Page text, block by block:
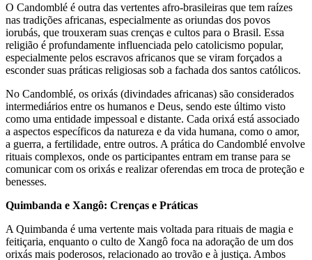
O Candomblé é outra das vertentes afro-brasileiras que tem raízes
nas tradições africanas, especialmente as oriundas dos povos
iorubás, que trouxeram suas crenças e cultos para o Brasil. Essa
religião é profundamente influenciada pelo catolicismo popular,
especialmente pelos escravos africanos que se viram forçados a
esconder suas práticas religiosas sob a fachada dos santos católicos.
No Candomblé, os orixás (divindades africanas) são considerados
intermediários entre os humanos e Deus, sendo este último visto
como uma entidade impessoal e distante. Cada orixá está associado
a aspectos específicos da natureza e da vida humana, como o amor,
a guerra, a fertilidade, entre outros. A prática do Candomblé envolve
rituais complexos, onde os participantes entram em transe para se
comunicar com os orixás e realizar oferendas em troca de proteção e
benesses.
Quimbanda e Xangô: Crenças e Práticas
A Quimbanda é uma vertente mais voltada para rituais de magia e
feitiçaria, enquanto o culto de Xangô foca na adoração de um dos
orixás mais poderosos, relacionado ao trovão e à justiça. Ambos